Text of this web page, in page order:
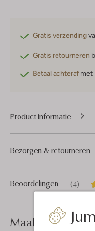
Gratis verzending
Gratis retourneren
Betaal achteraf met
Product informatie
Beoordelingen (4)
Bezorgen & retourneren
Maak jelook